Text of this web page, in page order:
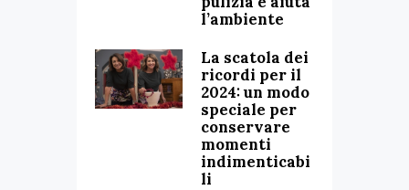
l’ambiente
La scatola dei
ricordi per il
2024: un modo
speciale per
conservare
momenti
indimenticabi
li